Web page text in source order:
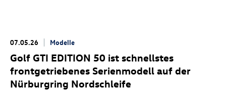
07.05.26 Modelle
Golf GTI EDITION 50 ist schnellstes
frontgetriebenes Serienmodell auf der
Nürburgring Nordschleife